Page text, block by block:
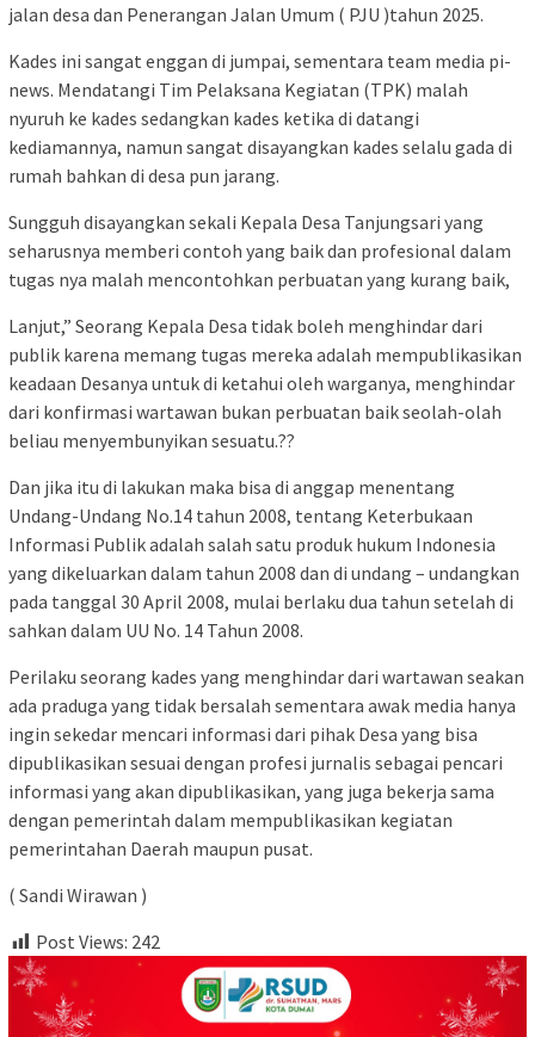
jalan desa dan Penerangan Jalan Umum ( PJU )tahun 2025.
Kades ini sangat enggan di jumpai, sementara team media pi-
news. Mendatangi Tim Pelaksana Kegiatan (TPK) malah
nyuruh ke kades sedangkan kades ketika di datangi
kediamannya, namun sangat disayangkan kades selalu gada di
rumah bahkan di desa pun jarang.
Sungguh disayangkan sekali Kepala Desa Tanjungsari yang
seharusnya memberi contoh yang baik dan profesional dalam
tugas nya malah mencontohkan perbuatan yang kurang baik,
Lanjut,” Seorang Kepala Desa tidak boleh menghindar dari
publik karena memang tugas mereka adalah mempublikasikan
keadaan Desanya untuk di ketahui oleh warganya, menghindar
dari konfirmasi wartawan bukan perbuatan baik seolah-olah
beliau menyembunyikan sesuatu.??
Dan jika itu di lakukan maka bisa di anggap menentang
Undang-Undang No.14 tahun 2008, tentang Keterbukaan
Informasi Publik adalah salah satu produk hukum Indonesia
yang dikeluarkan dalam tahun 2008 dan di undang – undangkan
pada tanggal 30 April 2008, mulai berlaku dua tahun setelah di
sahkan dalam UU No. 14 Tahun 2008.
Perilaku seorang kades yang menghindar dari wartawan seakan
ada praduga yang tidak bersalah sementara awak media hanya
ingin sekedar mencari informasi dari pihak Desa yang bisa
dipublikasikan sesuai dengan profesi jurnalis sebagai pencari
informasi yang akan dipublikasikan, yang juga bekerja sama
dengan pemerintah dalam mempublikasikan kegiatan
pemerintahan Daerah maupun pusat.
( Sandi Wirawan )
Post Views: 242